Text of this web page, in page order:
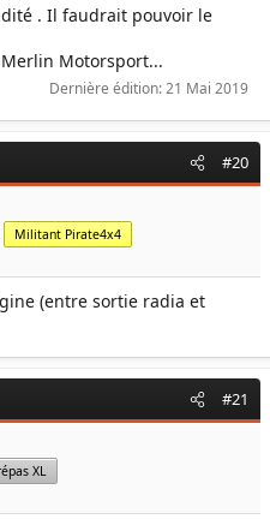
. Il faudrait pouvoir le
Motorsport...
Dernière édition:21 Mai 2019
#20
Militant Pirate4x4
(entre sortie radia et
#21
XL